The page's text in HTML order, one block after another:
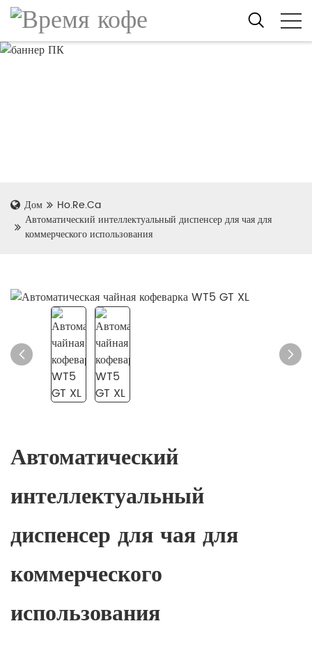
Дом
Ho.Re.Ca
Автоматический интеллектуальный диспенсер для чая для
коммерческого использования
Автоматический
интеллектуальный
диспенсер для чая для
коммерческого
использования